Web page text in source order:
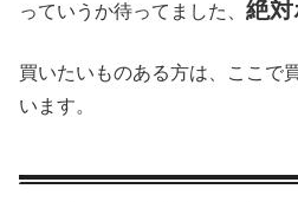
っていうか待ってました、 絶対
買いたいものある方は、ここで
います。